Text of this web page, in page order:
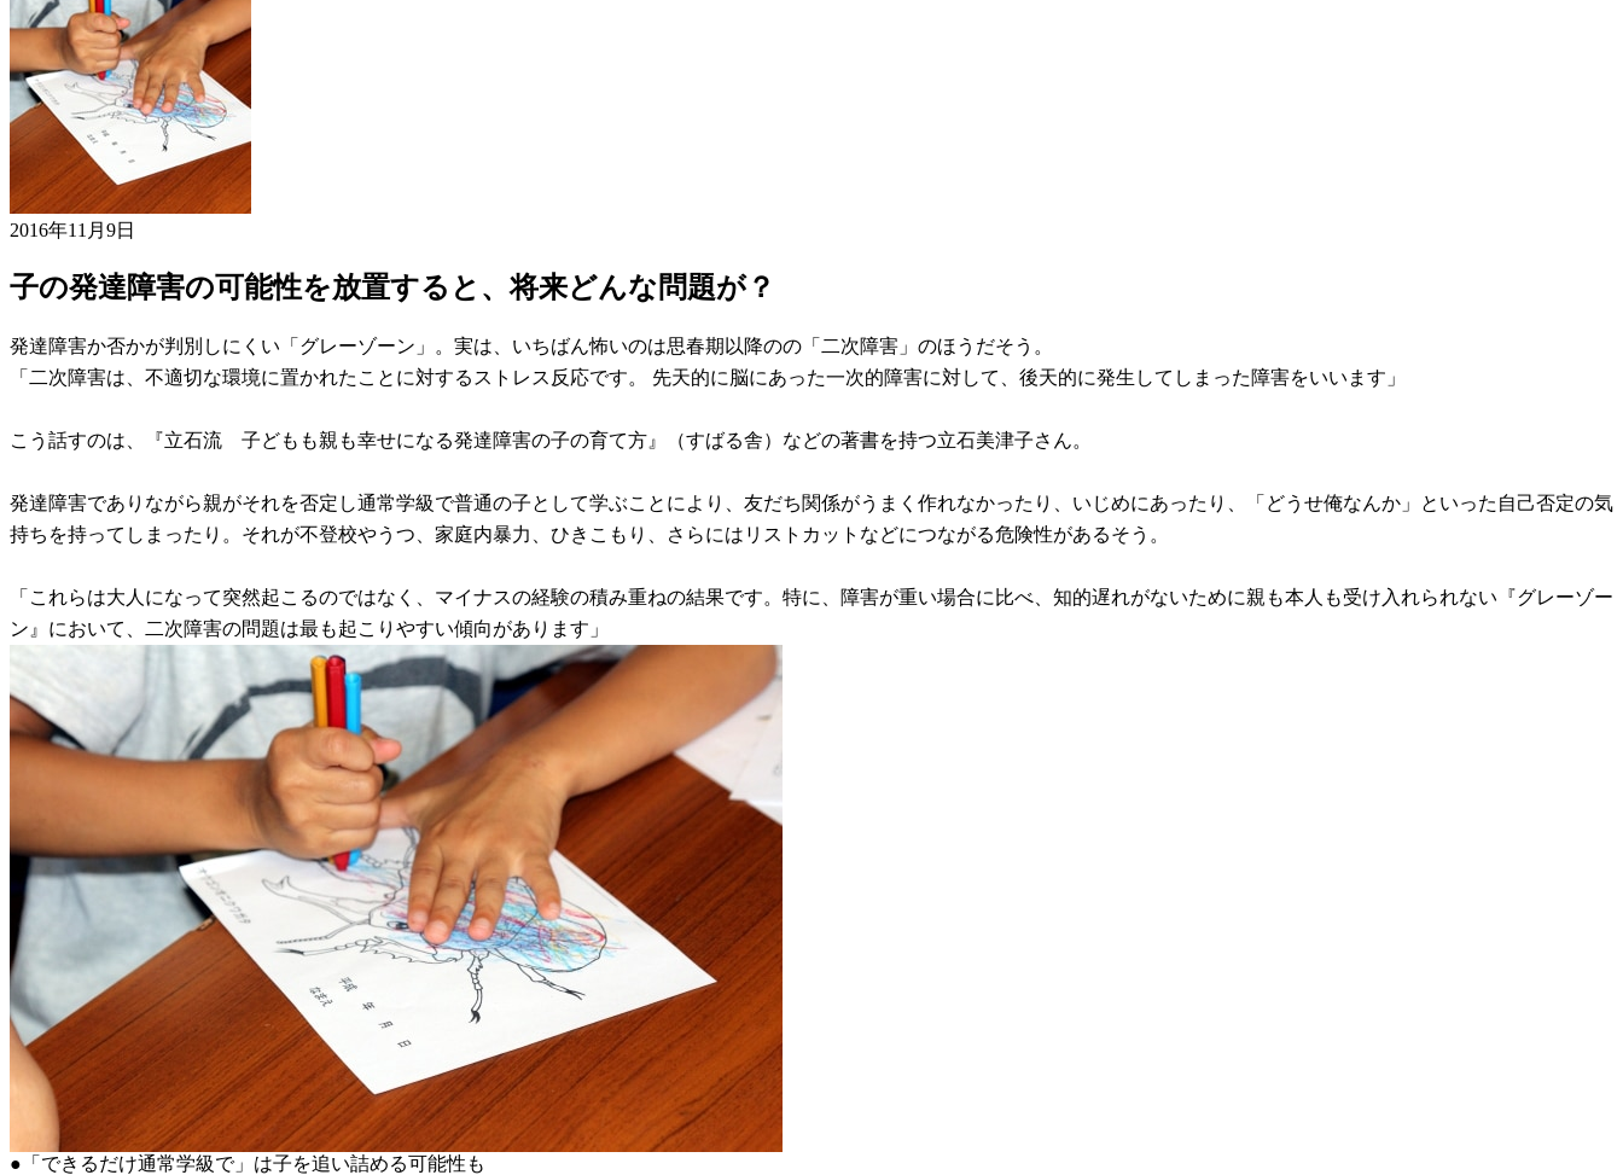
2016年11月9日
子の発達障害の可能性を放置すると、将来どんな問題が？
発達障害か否かが判別しにくい「グレーゾーン」。実は、いちばん怖いのは思春期以降のの「二次障害」のほうだそう。
「二次障害は、不適切な環境に置かれたことに対するストレス反応です。 先天的に脳にあった一次的障害に対して、後天的に発生してしまった障害をいいます」
こう話すのは、『立石流 子どもも親も幸せになる発達障害の子の育て方』（すばる舎）などの著書を持つ立石美津子さん。
発達障害でありながら親がそれを否定し通常学級で普通の子として学ぶことにより、友だち関係がうまく作れなかったり、いじめにあったり、「どうせ俺なんか」といった自己否定の気
持ちを持ってしまったり。それが不登校やうつ、家庭内暴力、ひきこもり、さらにはリストカットなどにつながる危険性があるそう。
「これらは大人になって突然起こるのではなく、マイナスの経験の積み重ねの結果です。特に、障害が重い場合に比べ、知的遅れがないために親も本人も受け入れられない『グレーゾー
ン』において、二次障害の問題は最も起こりやすい傾向があります」
●「できるだけ通常学級で」は子を追い詰める可能性も